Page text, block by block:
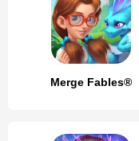
Merge Fables®